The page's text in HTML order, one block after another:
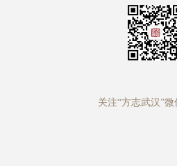
关注“方志武汉”